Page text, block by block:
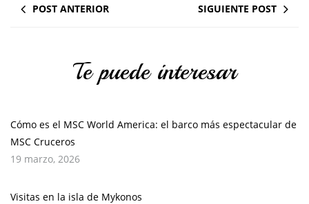
POST ANTERIOR SIGUIENTE POST
Te puede interesar
Cómo es el MSC World America: el barco más espectacular de
MSC Cruceros
19 marzo, 2026
Visitas en la isla de Mykonos